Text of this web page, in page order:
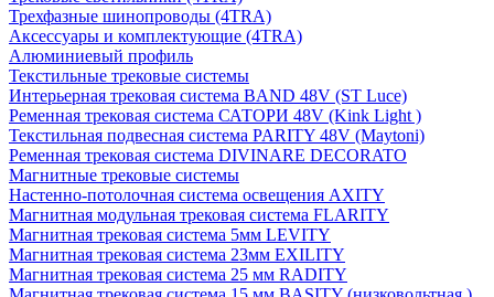
Трехфазные шинопроводы (4TRA)
Аксессуары и комплектующие (4TRA)
Алюминиевый профиль
Текстильные трековые системы
Интерьерная трековая система BAND 48V (ST Luce)
Ременная трековая система САТОРИ 48V (Kink Light )
Текстильная подвесная система PARITY 48V (Maytoni)
Ременная трековая система DIVINARE DECORATO
Магнитные трековые системы
Настенно-потолочная система освещения AXITY
Магнитная модульная трековая система FLARITY
Магнитная трековая система 5мм LEVITY
Магнитная трековая система 23мм EXILITY
Магнитная трековая система 25 мм RADITY